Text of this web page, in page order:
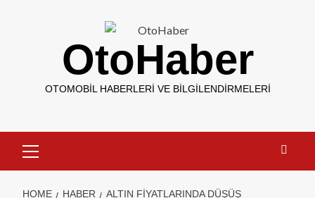
OtoHaber
OTOMOBIL HABERLERI VE BILGILENDIRMELERI
HOME HABER
ALTIN FIYATLARINDA DÜŞÜŞ